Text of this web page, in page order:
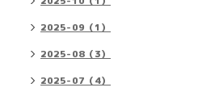
2025-09（1）
2025-08（3）
2025-07（4）